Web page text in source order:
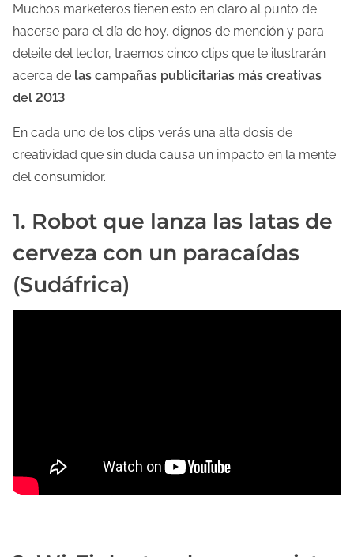
t
u
r
a
d
e
a
n
r
a
Muchos marketeros tienen esto en claro al punto de
hacerse para el día de hoy, dignos de mención y para
deleite del lector, traemos cinco clips que le ilustrarán
acerca de las campañas publicitarias más creativas
del 2013.
En cada uno de los clips verás una alta dosis de
creatividad que sin duda causa un impacto en la mente
del consumidor.
1. Robot que lanza las latas de
cerveza con un paracaídas
(Sudáfrica)